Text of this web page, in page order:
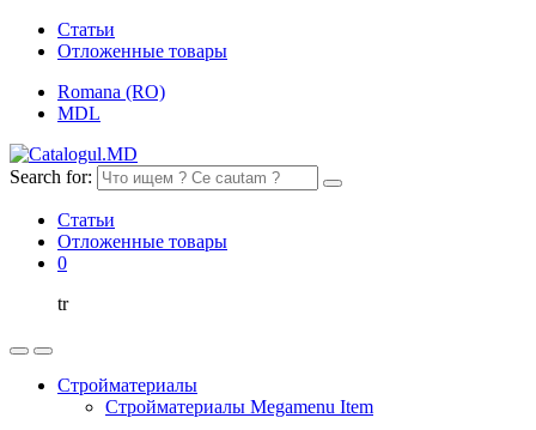
Статьи
Отложенные товары
Romana (RO)
MDL
Search for:
Статьи
Отложенные товары
0
tr
Стройматериалы
Стройматериалы Megamenu Item